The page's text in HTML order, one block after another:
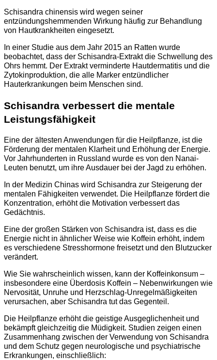
Schisandra chinensis wird wegen seiner
entzündungshemmenden Wirkung häufig zur Behandlung
von Hautkrankheiten eingesetzt.
In einer Studie aus dem Jahr 2015 an Ratten wurde
beobachtet, dass der Schisandra-Extrakt die Schwellung des
Ohrs hemmt. Der Extrakt verminderte Hautdermatitis und die
Zytokinproduktion, die alle Marker entzündlicher
Hauterkrankungen beim Menschen sind.
Schisandra verbessert die mentale
Leistungsfähigkeit
Eine der ältesten Anwendungen für die Heilpflanze, ist die
Förderung der mentalen Klarheit und Erhöhung der Energie.
Vor Jahrhunderten in Russland wurde es von den Nanai-
Leuten benutzt, um ihre Ausdauer bei der Jagd zu erhöhen.
In der Medizin Chinas wird Schisandra zur Steigerung der
mentalen Fähigkeiten verwendet. Die Heilpflanze fördert die
Konzentration, erhöht die Motivation verbessert das
Gedächtnis.
Eine der großen Stärken von Schisandra ist, dass es die
Energie nicht in ähnlicher Weise wie Koffein erhöht, indem
es verschiedene Stresshormone freisetzt und den Blutzucker
verändert.
Wie Sie wahrscheinlich wissen, kann der Koffeinkonsum –
insbesondere eine Überdosis Koffein – Nebenwirkungen wie
Nervosität, Unruhe und Herzschlag-Unregelmäßigkeiten
verursachen, aber Schisandra tut das Gegenteil.
Die Heilpflanze erhöht die geistige Ausgeglichenheit und
bekämpft gleichzeitig die Müdigkeit. Studien zeigen einen
Zusammenhang zwischen der Verwendung von Schisandra
und dem Schutz gegen neurologische und psychiatrische
Erkrankungen, einschließlich: